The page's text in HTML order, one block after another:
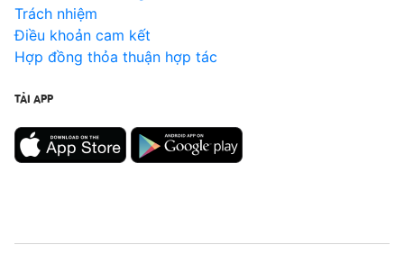
Trách nhiệm
Điều khoản cam kết
Hợp đồng thỏa thuận hợp tác
TẢI APP